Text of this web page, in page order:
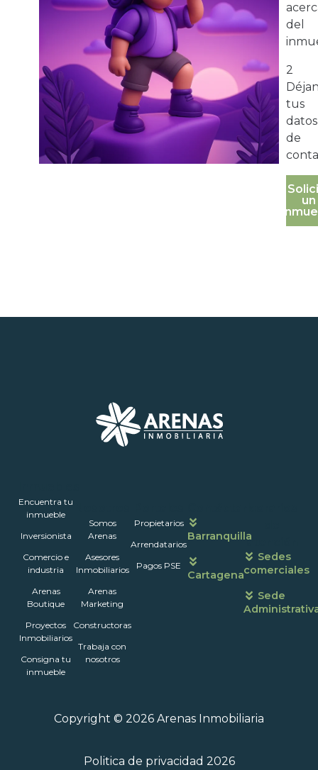
del
2
tus
datos
de
un
Encuentra tu
inmueble
Inversionista
Comercio e
industria
Arenas
Boutique
Proyectos
Inmobiliarios
Consigna tu
inmueble
Somos
Arenas
Asesores
Inmobiliarios
Arenas
Marketing
Constructoras
Trabaja con
nosotros
Propietarios
Arrendatarios
Pagos PSE
Barranquilla
Cartagena
atención
Sedes
comerciales
Sede
Copyright © 2026 Arenas Inmobiliaria
Politica de privacidad 2026